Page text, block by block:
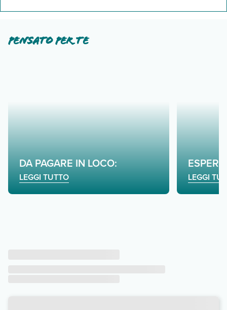
Pensato per te
DA PAGARE IN LOCO:
LEGGI TUTTO LEGGI